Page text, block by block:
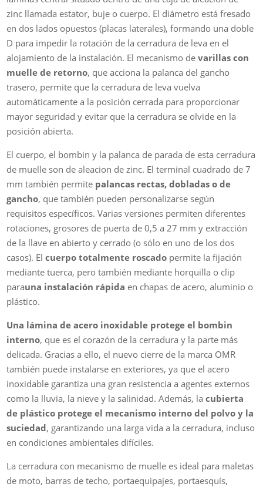
zinc llamada estator, buje o cuerpo. El diámetro está fresado
en dos lados opuestos (placas laterales), formando una doble
D para impedir la rotación de la cerradura de leva en el
alojamiento de la instalación. El mecanismo devarillas con
muelle de retorno, que acciona la palanca del gancho
trasero, permite que la cerradura de leva vuelva
automáticamente a la posición cerrada para proporcionar
mayor seguridad y evitar que la cerradura se olvide en la
posición abierta.
El cuerpo, el bombin y la palanca de parada de esta cerradura
de muelle son de aleacion de zinc. El terminal cuadrado de 7
mm también permite palancas rectas, dobladas o de
gancho, que también pueden personalizarse según
requisitos específicos. Varias versiones permiten diferentes
rotaciones, grosores de puerta de 0,5 a 27 mm y extracción
de la llave en abierto y cerrado (o sólo en uno de los dos
casos). Elcuerpo totalmente roscado permite la fijación
mediante tuerca, pero también mediante horquilla o clip
parauna instalación rápida en chapas de acero, aluminio o
plástico.
Una lámina de acero inoxidable protege el bombin
interno, que es el corazón de la cerradura y la parte más
delicada. Gracias a ello, el nuevo cierre de la marca OMR
también puede instalarse en exteriores, ya que el acero
inoxidable garantiza una gran resistencia a agentes externos
como la lluvia, la nieve y la salinidad. Además, lacubierta
de plástico protege el mecanismo interno del polvo y la
suciedad, garantizando una larga vida a la cerradura, incluso
en condiciones ambientales difíciles.
La cerradura con mecanismo de muelle es ideal para maletas
de moto, barras de techo, portaequipajes, portaesquís,